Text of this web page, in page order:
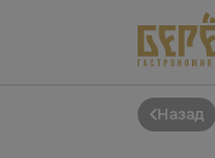
Назад